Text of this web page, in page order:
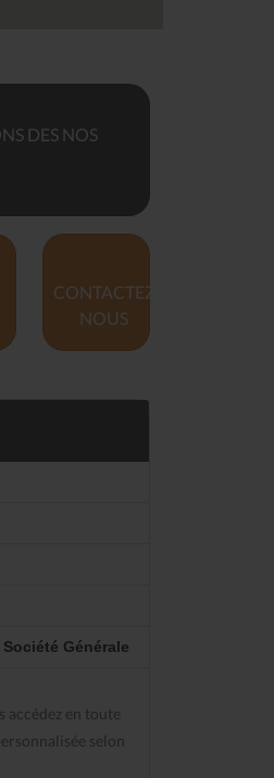
DES NOS
CONTACTEZ
NOUS
Générale
accédez en toute
selon